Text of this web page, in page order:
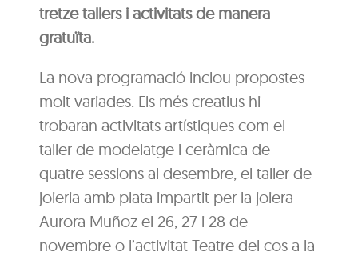
tretze tallers i activitats de manera
gratuïta.
La nova programació inclou propostes
molt variades. Els més creatius hi
trobaran activitats artístiques com el
taller de modelatge i ceràmica de
quatre sessions al desembre, el taller de
joieria amb plata impartit per la joiera
Aurora Muñoz el 26, 27 i 28 de
novembre o l’activitat Teatre del cos a la